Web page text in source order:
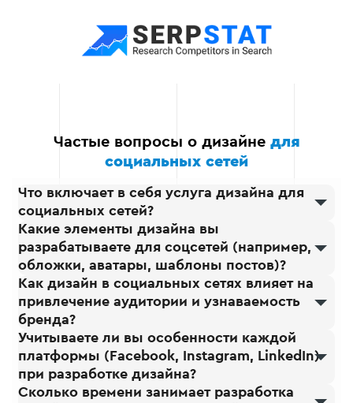
потребностей, трендов
или новых платформ, что
Частые вопросы о дизайне для
социальных сетей
Что включает в себя услуга дизайна для
социальных сетей?
Какие элементы дизайна вы
разрабатываете для соцсетей (например,
обложки, аватары, шаблоны постов)?
Как дизайн в социальных сетях влияет на
привлечение аудитории и узнаваемость
бренда?
Учитываете ли вы особенности каждой
платформы (Facebook, Instagram, LinkedIn)
при разработке дизайна?
Сколько времени занимает разработка